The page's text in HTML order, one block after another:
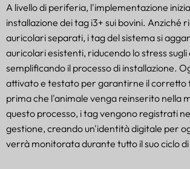
A livello di periferia, l'implementazione
installazione dei tag i3+ sui bovini. Anziché
auricolari separati, i tag del sistema si
auricolari esistenti, riducendo lo stress sugli
semplificando il processo di installazione.
attivato e testato per garantirne il corretto
prima che l'animale venga reinserito nella
questo processo, i tag vengono registrati
gestione, creando un'identità digitale per
verrà monitorata durante tutto il suo ciclo